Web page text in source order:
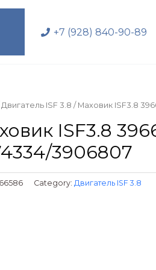
+7 (928) 840-90-89
Двигатель ISF 3.8 / Маховик ISF3.8
ISF3.8
3906807
Category: Двигатель ISF 3.8